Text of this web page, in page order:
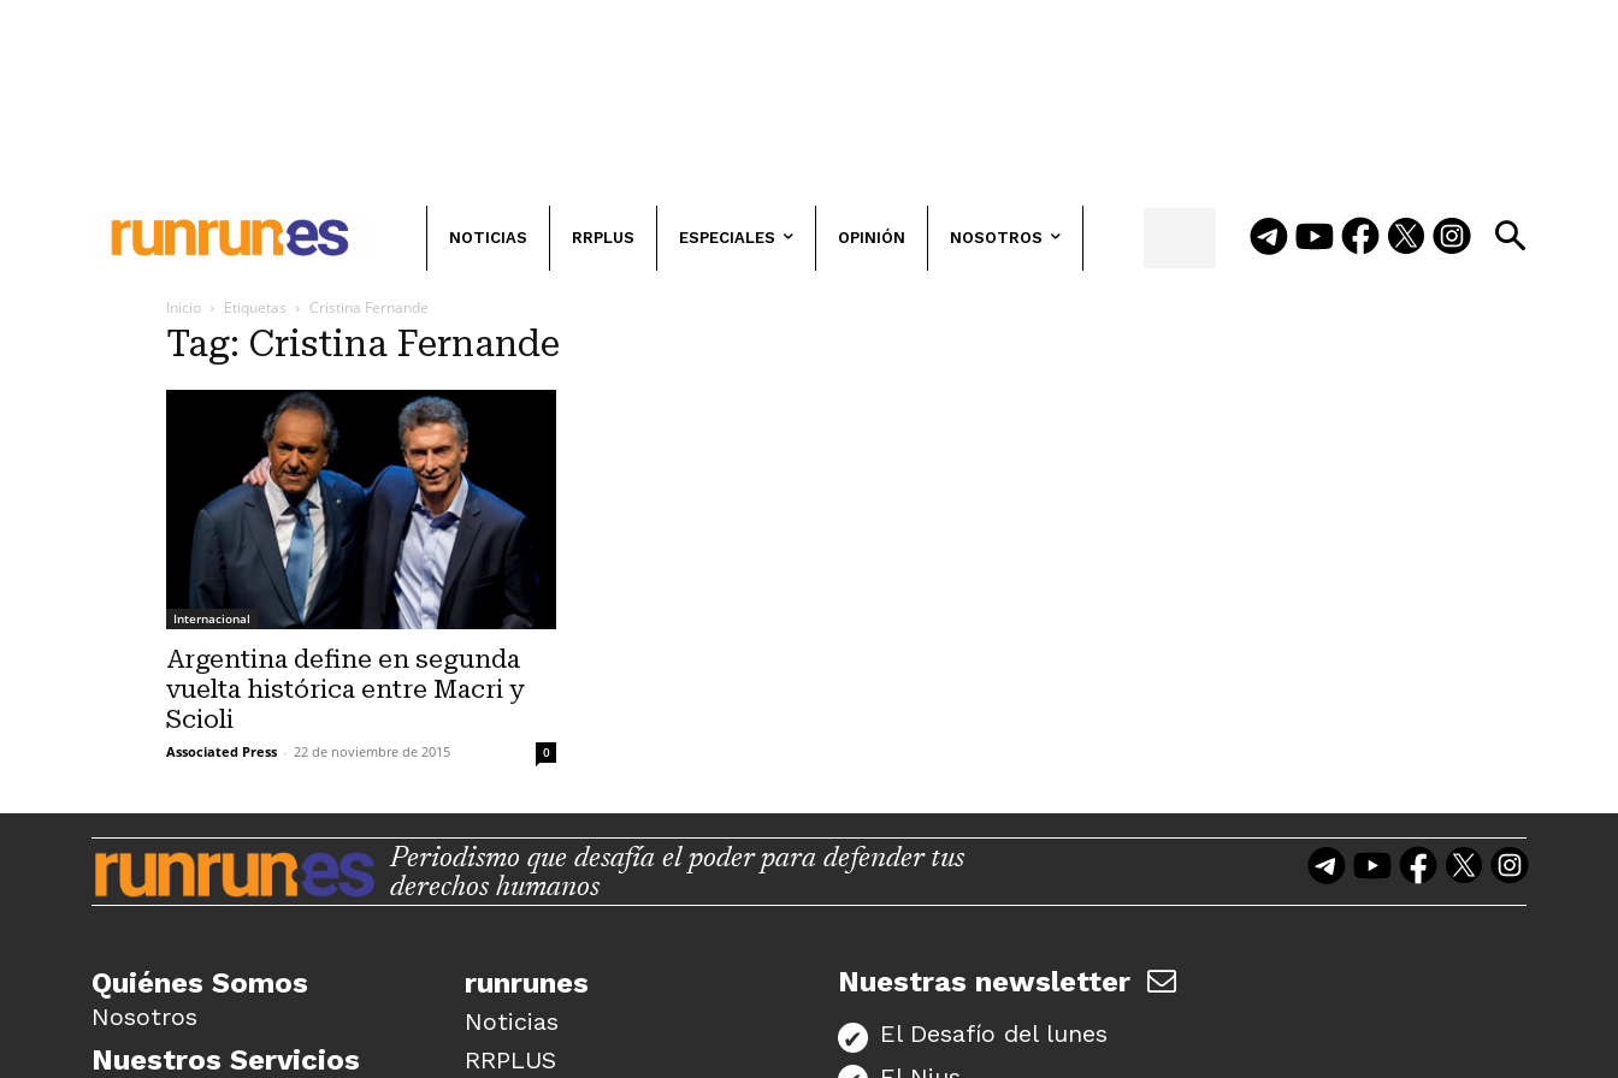
NOTICIAS RRPLUS ESPECIALES OPINIÓN NOSOTROS
Inicio Etiquetas Cristina Fernande
Tag: Cristina Fernande
Internacional
Argentina define en segunda
vuelta histórica entre Macri y
Scioli
Associated Press - 22 de noviembre de 2015 0
Periodismo que desafía el poder para defender tus
derechos humanos
Quiénes Somos
Nosotros
Nuestros Servicios
runrunes
Noticias
RRPLUS
Nuestras newsletter
El Desafío del lunes